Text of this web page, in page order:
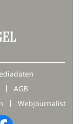
AGB
Webjournalist